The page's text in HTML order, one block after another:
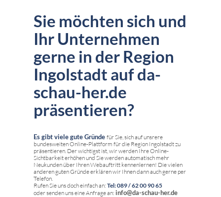
Sie möchten sich und
Ihr Unternehmen
gerne in der Region
Ingolstadt auf da-
schau-her.de
präsentieren?
Es gibt viele gute Gründe für Sie, sich auf unsrere
bundesweiten Online-Plattform für die Region Ingolstadt zu
präsentieren. Der wichtigst ist, wir werden Ihre Online-
Sichtbarkeit erhöhen und Sie werden automatisch mehr
Neukunden über Ihren Webauftritt kennenlernen! Die vielen
anderen guten Gründe erklären wir Ihnen dann auch gerne per
Telefon.
Rufen Sie uns doch einfach an: Tel: 089 / 62 00 90 65
oder senden uns eine Anfrage an: info@da-schau-her.de